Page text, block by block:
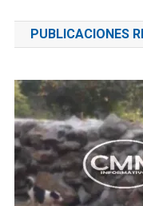
de
entradas
PUBLICACIONES